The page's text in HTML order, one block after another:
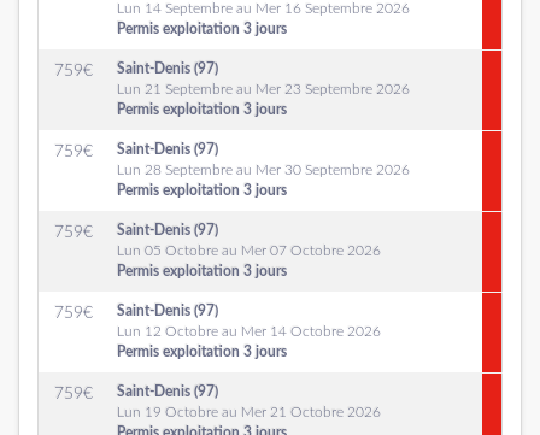
Lun 14 Septembre au Mer 16 Septembre 2026
Permis exploitation 3 jours
759€
Saint-Denis (97)
Lun 21 Septembre au Mer 23 Septembre 2026
Permis exploitation 3 jours
759€
Saint-Denis (97)
Lun 28 Septembre au Mer 30 Septembre 2026
Permis exploitation 3 jours
759€
Saint-Denis (97)
Lun 05 Octobre au Mer 07 Octobre 2026
Permis exploitation 3 jours
759€
Saint-Denis (97)
Lun 12 Octobre au Mer 14 Octobre 2026
Permis exploitation 3 jours
759€
Saint-Denis (97)
Lun 19 Octobre au Mer 21 Octobre 2026